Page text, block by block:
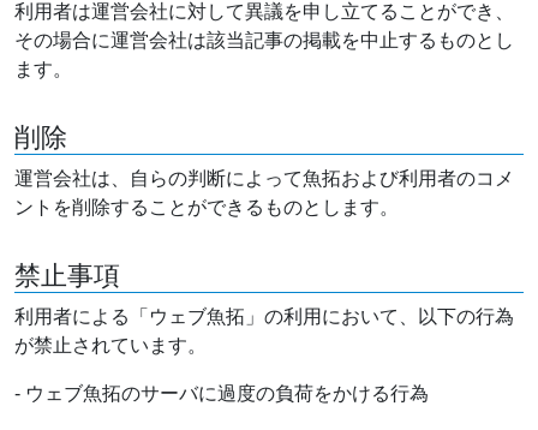
利用者は運営会社に対して異議を申し立てることができ、
その場合に運営会社は該当記事の掲載を中止するものとし
ます。
削除
運営会社は、自らの判断によって魚拓および利用者のコメ
ントを削除することができるものとします。
禁止事項
利用者による「ウェブ魚拓」の利用において、以下の行為
が禁止されています。
- ウェブ魚拓のサーバに過度の負荷をかける行為